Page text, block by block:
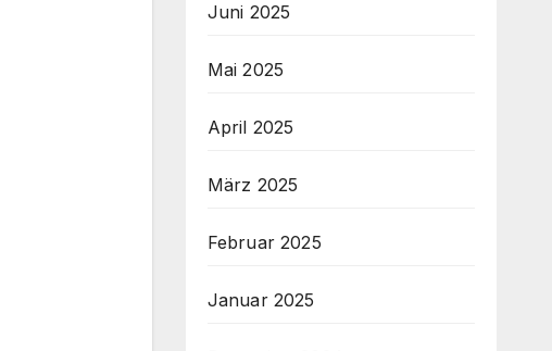
Juni 2025
Mai 2025
April 2025
März 2025
Februar 2025
Januar 2025